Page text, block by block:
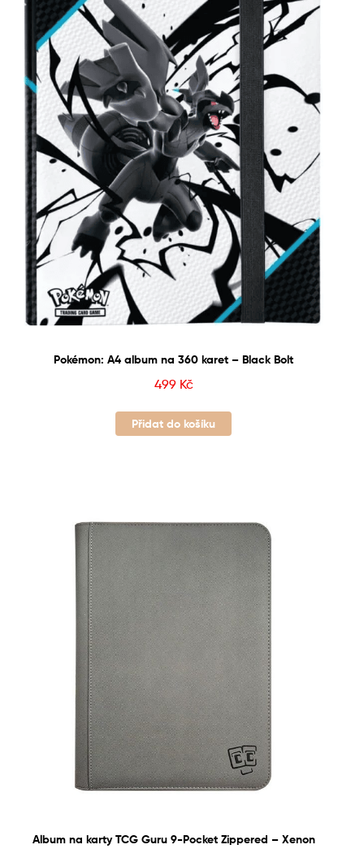
Pokémon: A4 album na 360 karet – Black Bolt
499 Kč
Přidat do košíku
Album na karty TCG Guru 9-Pocket Zippered – Xenon